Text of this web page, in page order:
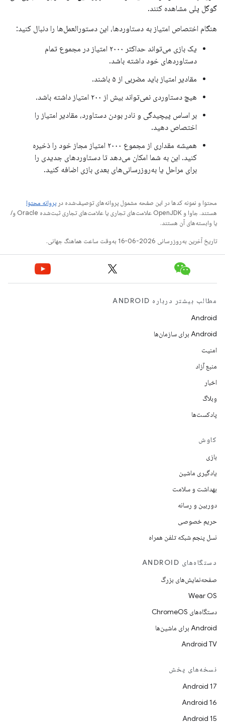
گوگل پلی مشاهده کنند.
هنگام اختصاص امتیاز به دستاوردها، این دستورالعمل‌ها را دنبال کنید:
یک بازی می‌تواند حداکثر ۲۰۰۰ امتیاز در مجموع تمام
دستاوردهای خود داشته باشد.
مقادیر امتیاز باید مضربی از ۵ باشند.
هیچ دستاوردی نمی‌تواند بیش از ۲۰۰ امتیاز داشته باشد.
بر اساس پیچیدگی و نادر بودن دستاورد، مقادیر امتیاز را
اختصاص دهید.
همیشه مقداری از مجموع ۲۰۰۰ امتیاز مجاز خود را ذخیره
کنید. این به شما امکان می‌دهد تا دستاوردهای جدیدی را
برای مراحل یا به‌روزرسانی‌های بعدی بازی اضافه کنید.
محتوا و نمونه کدها در این صفحه مشمول پروانه‌های توصیف‌شده در پروانه محتوا
هستند. جاوا و OpenJDK علامت‌های تجاری یا علامت‌های تجاری ثبت‌شده Oracle و/
یا وابسته‌های آن هستند.
تاریخ آخرین به‌روزرسانی 2026-06-16 به‌وقت ساعت هماهنگ جهانی.
مطالب بیشتر درباره ANDROID
Android
Android برای سازمان‌ها
امنیت
منبع آزاد
اخبار
وبلاگ
پادکست‌ها
کاوش
بازی
یادگیری ماشین
بهداشت و سلامت
دوربین و رسانه
حریم خصوصی
نسل پنجم شبکه تلفن همراه
دستگاه‌های ANDROID
صفحه‌نمایش‌های بزرگ
Wear OS
دستگاه‌های ChromeOS
Android برای ماشین‌ها
Android TV
نسخه‌های پخش
Android 17
Android 16
Android 15